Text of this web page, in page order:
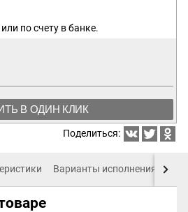
по счету в банке.
В ОДИН КЛИК
Поделиться:
Варианты исполнения